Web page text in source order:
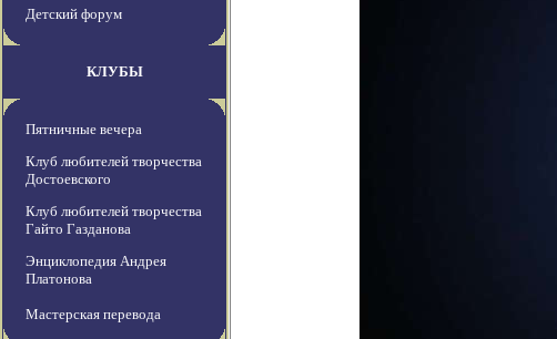
Детский форум
КЛУБЫ
Пятничные вечера
Клуб любителей творчества
Достоевского
Клуб любителей творчества
Гайто Газданова
Энциклопедия Андрея
Платонова
Мастерская перевода